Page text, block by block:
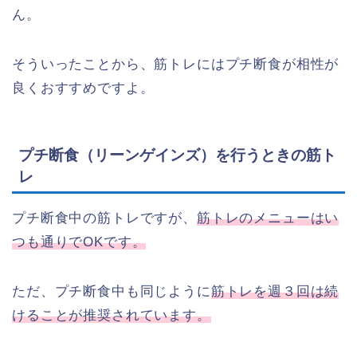
ん。
そういったことから、筋トレにはプチ断食が相性が
良くおすすめですよ。
プチ断食（リーンゲインズ）を行うときの筋ト
レ
プチ断食中の筋トレですが、 筋トレのメニューはい
つも通りでOKです。
ただ、プチ断食中も同じように筋トレを週３回は続
けることが推奨されています。